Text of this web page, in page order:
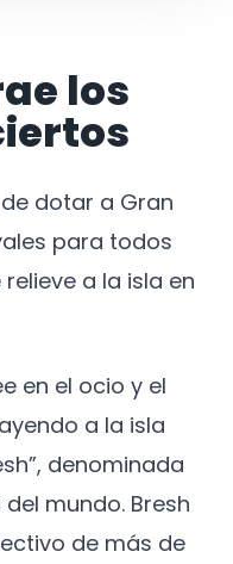
los
dotar a Gran
para todos
a la isla en
en el ocio y el
a la isla
denominada
mundo. Bresh
de más de